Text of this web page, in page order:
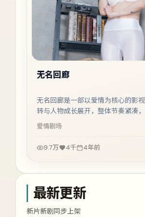
无名回廊
无名回廊是一部以爱情为核心的影
转与人物成长展开，整体节奏紧凑，
爱情剧场
9.7万 4千 4年前
最新更新
新片新剧同步上架